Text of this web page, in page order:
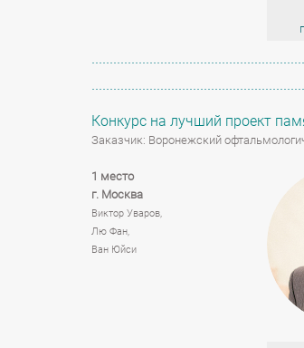
Конкурс на лучший проект
Заказчик: Воронежский
1 место
г. Москва
Виктор Уваров,
Лю Фан,
Ван Юйси